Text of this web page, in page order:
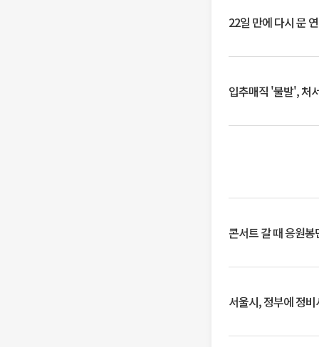
22일 만에 다시 문
입추매직 '불발', 처
콘서트 갈 때 응원
서울시, 정부에 정